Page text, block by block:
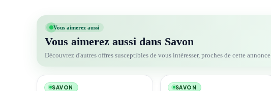
Vous aimerez aussi
Vous aimerez aussi dans Savon
Découvrez d'autres offres susceptibles de vous intéresser, proches de cette annonce.
SAVON SAVON